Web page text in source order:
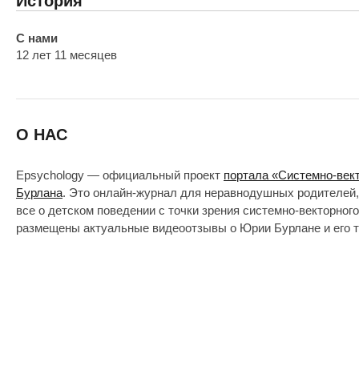
С нами
12 лет 11 месяцев
О НАС
Epsychology — официальный проект портала «Системно-
Бурлана. Это онлайн-журнал для неравнодушных
все о детском поведении с точки зрения системно-
размещены актуальные видеоотзывы о Юрии Бурлане и его